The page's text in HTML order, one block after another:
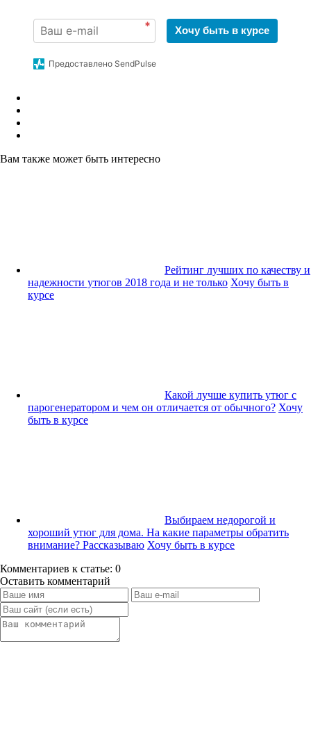
* Хочу быть в курсе
Предоставлено SendPulse
Вам также может быть интересно
Рейтинг лучших по качеству и
надежности утюгов 2018 года и не только Хочу быть в
курсе
Какой лучше купить утюг с
парогенератором и чем он отличается от обычного? Хочу
быть в курсе
Выбираем недорогой и
хороший утюг для дома. На какие параметры обратить
внимание? Рассказываю Хочу быть в курсе
Комментариев к статье: 0
Оставить комментарий